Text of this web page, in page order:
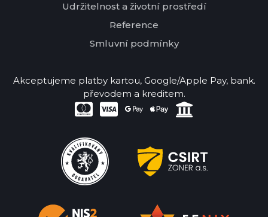
Udržitelnost a životní prostředí
Reference
Smluvní podmínky
Akceptujeme platby kartou, Google/Apple Pay, bank.
převodem a kreditem.